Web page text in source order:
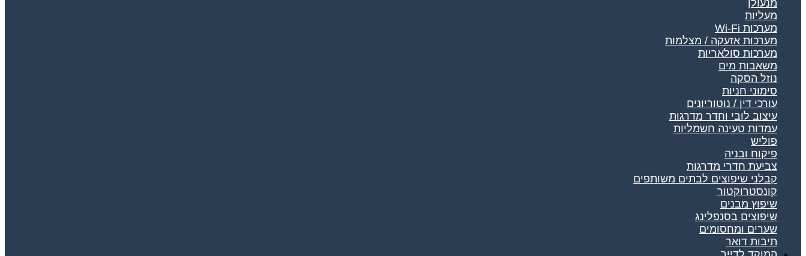
מנעולן
מעליות
מערכות Wi-Fi
מערכות אזעקה / מצלמות
מערכות סולאריות
משאבות מים
נוזל הסקה
סימוני חניות
עורכי דין / נוטוריונים
עיצוב לובי וחדר מדרגות
עמדות טעינה חשמליות
פוליש
פיקוח ובניה
צביעת חדרי מדרגות
קבלני שיפוצים לבתים משותפים
קונסטרוקטור
שיפוץ מבנים
שיפוצים בסנפלינג
שערים ומחסומים
תיבות דואר